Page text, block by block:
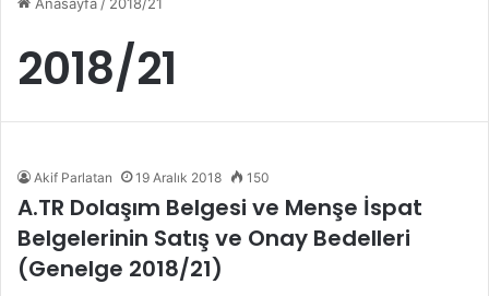
Anasayfa/ 2018/21
2018/21
Akif Parlatan 19 Aralık 2018 150
A.TR Dolaşım Belgesi ve Menşe İspat
Belgelerinin Satış ve Onay Bedelleri
(Genelge 2018/21)